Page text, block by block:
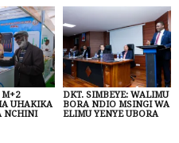
UHAKIKA
NCHINI
DKT. SIMBEYE: WALIMU
BORA NDIO MSINGI WA
ELIMU YENYE UBORA